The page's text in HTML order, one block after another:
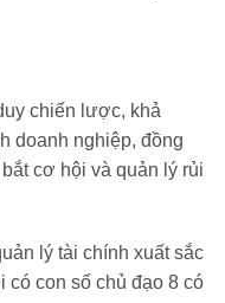
chiến lược, khả
doanh nghiệp, đồng
cơ hội và quản lý rủi
lý tài chính xuất sắc
con số chủ đạo 8 có